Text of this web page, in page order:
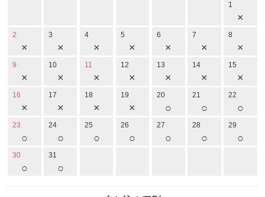
1
×
2
×
3
×
4
×
5
×
6
×
7
×
8
×
9
×
10
×
11
×
12
×
13
×
14
×
15
×
16
×
17
×
18
×
19
×
20
○
21
○
22
○
23
○
24
○
25
○
26
○
27
○
28
○
29
○
30
○
31
○